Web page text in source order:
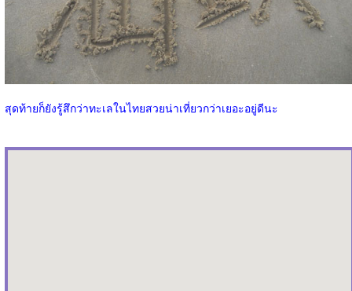
สุดท้ายก็ยังรู้สึกว่าทะเลในไทยสวยน่าเที่ยวกว่าเยอะอยู่ดีนะ